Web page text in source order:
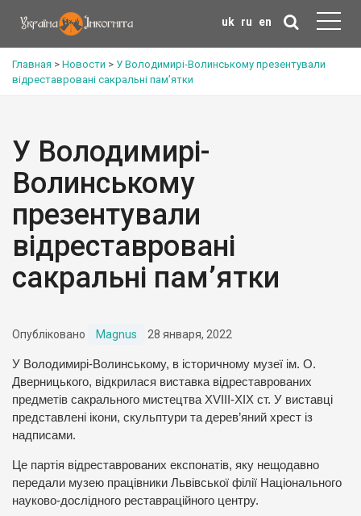
uk ru en
Главная > Новости > У Володимирі-Волинському презентували
відреставровані сакральні пам’ятки
У Володимирі-
Волинському
презентували
відреставровані
сакральні пам’ятки
Опубліковано Magnus 28 января, 2022
У Володимирі-Волинському, в історичному музеї ім. О.
Дверницького, відкрилася виставка відреставрованих
предметів сакрального мистецтва XVIII-XIX ст. У виставці
представлені ікони, скульптури та дерев’яний хрест із
надписами.
Це партія відреставрованих експонатів, яку нещодавно
передали музею працівники Львівської філії Національного
науково-дослідного реставраційного центру.